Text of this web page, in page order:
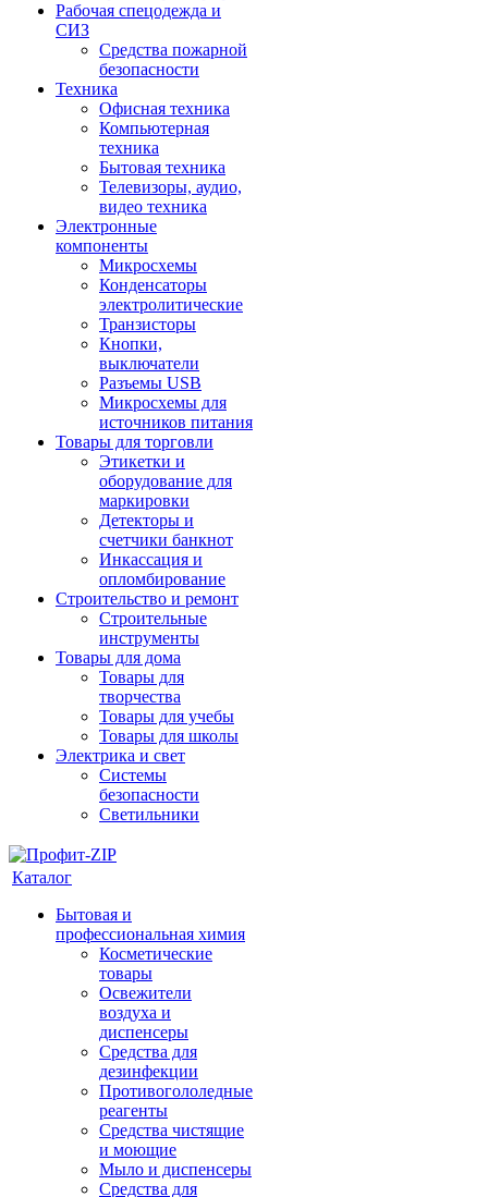
Рабочая спецодежда и
СИЗ
Средства пожарной
безопасности
Техника
Офисная техника
Компьютерная
техника
Бытовая техника
Телевизоры, аудио,
видео техника
Электронные
компоненты
Микросхемы
Конденсаторы
электролитические
Транзисторы
Кнопки,
выключатели
Разъемы USB
Микросхемы для
источников питания
Товары для торговли
Этикетки и
оборудование для
маркировки
Детекторы и
счетчики банкнот
Инкассация и
опломбирование
Строительство и ремонт
Строительные
инструменты
Товары для дома
Товары для
творчества
Товары для учебы
Товары для школы
Электрика и свет
Системы
безопасности
Светильники
Каталог
Бытовая и
профессиональная химия
Косметические
товары
Освежители
воздуха и
диспенсеры
Средства для
дезинфекции
Противогололедные
реагенты
Средства чистящие
и моющие
Мыло и диспенсеры
Средства для